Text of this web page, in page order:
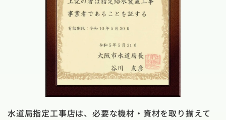
水道局指定工事店は、必要な機材・資材を取り揃えて